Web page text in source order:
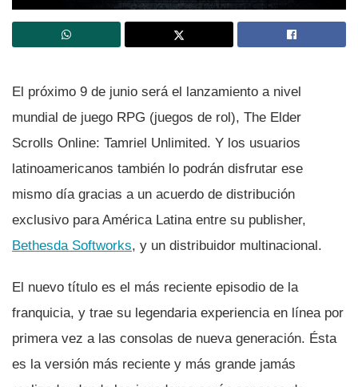
El próximo 9 de junio será el lanzamiento a nivel
mundial de juego RPG (juegos de rol), The Elder
Scrolls Online: Tamriel Unlimited. Y los usuarios
latinoamericanos también lo podrán disfrutar ese
mismo dí­a gracias a un acuerdo de distribución
exclusivo para América Latina entre su publisher,
Bethesda Softworks, y un distribuidor multinacional.
El nuevo tí­tulo es el más reciente episodio de la
franquicia, y trae su legendaria experiencia en lí­nea por
primera vez a las consolas de nueva generación. Ésta
es la versión más reciente y más grande jamás